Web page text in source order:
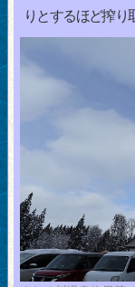
りとするほど搾り